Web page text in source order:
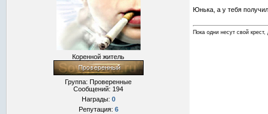
Коренной житель
Группа: Проверенные
Сообщений: 194
Награды: 0
Репутация: 6
Юнька, а у тебя
Пока одни несут свой крест,